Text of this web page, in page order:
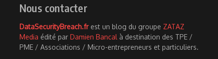
Nous contacter
DataSecurityBreach.frest un blog du groupe ZATAZ
Media édité par Damien Bancal à destination des TPE /
PME / Associations / Micro-entrepreneurs et particuliers.